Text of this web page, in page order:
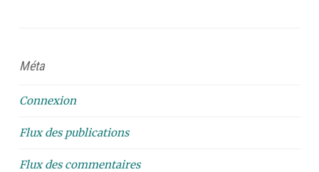
Méta
Connexion
Flux des publications
Flux des commentaires